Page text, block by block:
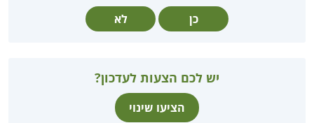
כן לא
יש לכם הצעות לעדכון?
הציעו שינוי